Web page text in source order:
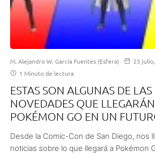
M. Alejandro W. García Fuentes (Esfera)
25
1 Minuto de lectura
ESTAS SON ALGUNAS DE LAS
NOVEDADES QUE
POKÉMON GO EN UN
Desde la Comic-Con de San Diego, nos
noticias sobre lo que llegará a Pokémon